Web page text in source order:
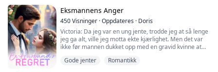
ham også? Gjør hans berøring deg så våt?" Han
knurret, og jeg kunne føle sinnet i stemmen hans.
"Hør på meg, lille mus." Stemmen hans var kald...
Eksmannens Anger
450Visninger ·Oppdateres · Doris
Victoria: Da jeg var en ung jente, trodde jeg at så lenge
jeg ga alt, ville jeg motta ekte kjærlighet. Men det var
ikke før mannen dukket opp med en gravid kvinne at
Det er på tide å gi slipp på ham. Jeg vet at han aldri vil
Gode jenter Romantikk